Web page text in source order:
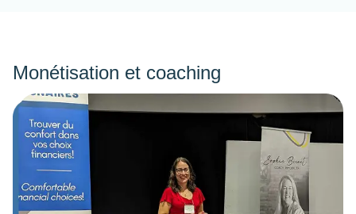
Monétisation et coaching